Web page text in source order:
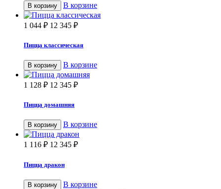
В корзину В корзине
1 044 ₽ 12 345 ₽
Пицца классическая
В корзину В корзине
1 128 ₽ 12 345 ₽
Пицца домашняя
В корзину В корзине
1 116 ₽ 12 345 ₽
Пицца дракон
В корзину В корзине